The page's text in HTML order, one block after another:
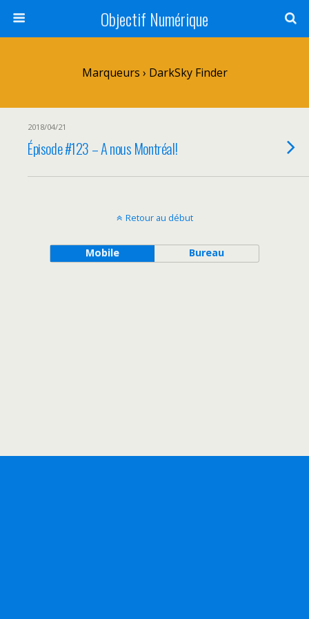
Objectif Numérique
Marqueurs › DarkSky Finder
2018/04/21
Épisode #123 – A nous Montréal!
Retour au début
Mobile Bureau